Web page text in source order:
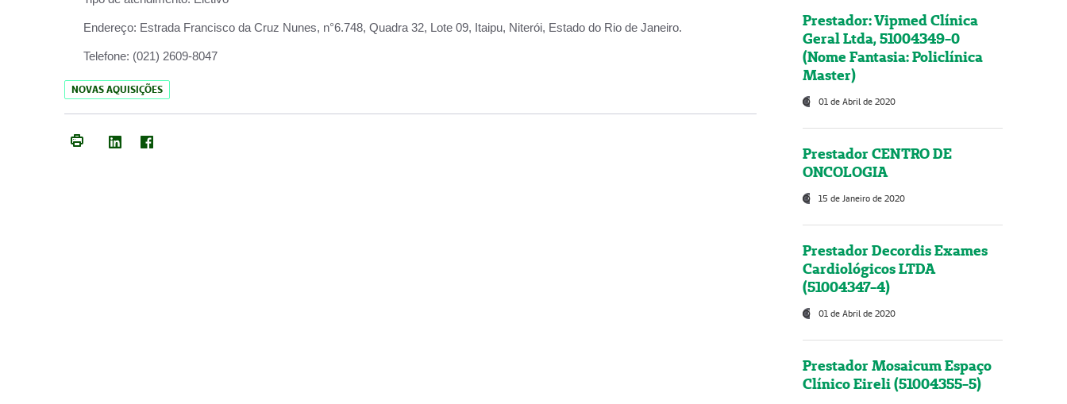
Endereço: Estrada Francisco da Cruz Nunes, n°6.748, Quadra 32, Lote 09, Itaipu, Niterói, Estado do Rio de Janeiro.
Telefone: (021) 2609-8047
NOVAS AQUISIÇÕES
Prestador: Vipmed Clínica
Geral Ltda, 51004349-0
(Nome Fantasia: Policlínica
Master)
01 de Abril de 2020
Prestador CENTRO DE
ONCOLOGIA
15 de Janeiro de 2020
Prestador Decordis Exames
Cardiológicos LTDA
(51004347-4)
01 de Abril de 2020
Prestador Mosaicum Espaço
Clínico Eireli (51004355-5)